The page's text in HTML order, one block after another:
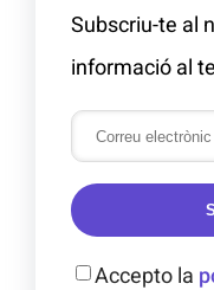
Subscriu-te al
informació al
Accepto la